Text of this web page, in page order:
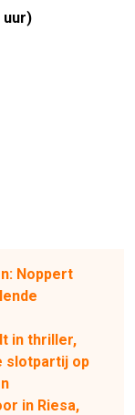
uur)
Noppert
in thriller,
slotpartij op
in Riesa,